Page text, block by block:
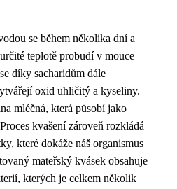
se během několika dní a
teplotě probudí v mouce
díky sacharidům dále
oxid uhličitý a kyseliny.
mléčná, která působí jako
kvašení zároveň rozkládá
které dokáže náš organismus
mateřský kvásek obsahuje
kterých je celkem několik